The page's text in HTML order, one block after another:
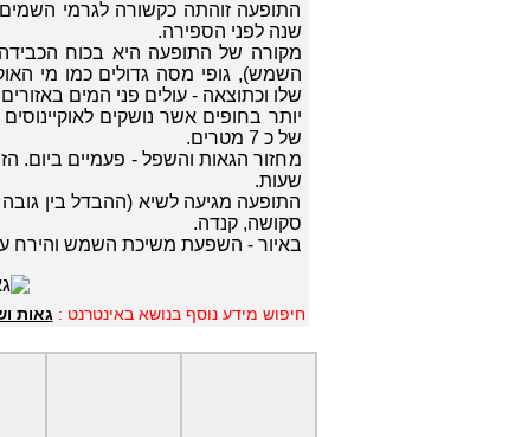
שנה לפני הספירה.
מקורה של התופעה היא בכוח
השמש), גופי מסה גדולים כמו מי
שלו וכתוצאה - עולים פני המים
יותר בחופים אשר נושקים
של כ 7 מטרים.
שעות.
התופעה מגיעה לשיא (ההבדל בין
סקושה, קנדה.
באיור - השפעת משיכת השמש והירח
חיפוש מידע נוסף בנושא באינטרנט : גאות